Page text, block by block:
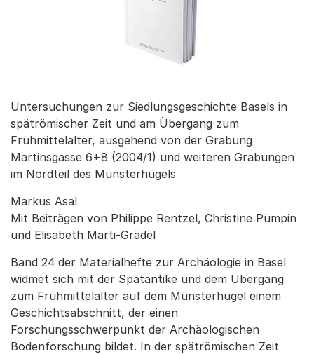
Untersuchungen zur Siedlungsgeschichte Basels in
spätrömischer Zeit und am Übergang zum
Frühmittelalter, ausgehend von der Grabung
Martinsgasse 6+8 (2004/1) und weiteren Grabungen
im Nordteil des Münsterhügels
Markus Asal
Mit Beiträgen von Philippe Rentzel, Christine Pümpin
und Elisabeth Marti-Grädel
Band 24 der Materialhefte zur Archäologie in Basel
widmet sich mit der Spätantike und dem Übergang
zum Frühmittelalter auf dem Münsterhügel einem
Geschichtsabschnitt, der einen
Forschungsschwerpunkt der Archäologischen
Bodenforschung bildet. In der spätrömischen Zeit